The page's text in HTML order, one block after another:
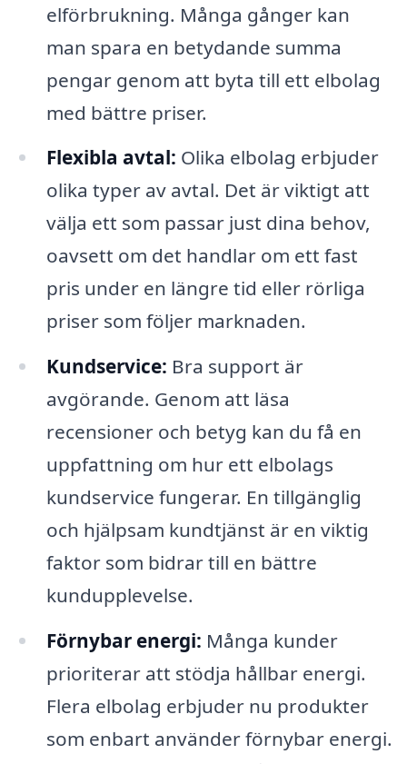
elförbrukning. Många gånger kan
man spara en betydande summa
pengar genom att byta till ett elbolag
med bättre priser.
Flexibla avtal: Olika elbolag erbjuder
olika typer av avtal. Det är viktigt att
välja ett som passar just dina behov,
oavsett om det handlar om ett fast
pris under en längre tid eller rörliga
priser som följer marknaden.
Kundservice: Bra support är
avgörande. Genom att läsa
recensioner och betyg kan du få en
uppfattning om hur ett elbolags
kundservice fungerar. En tillgänglig
och hjälpsam kundtjänst är en viktig
faktor som bidrar till en bättre
kundupplevelse.
Förnybar energi: Många kunder
prioriterar att stödja hållbar energi.
Flera elbolag erbjuder nu produkter
som enbart använder förnybar energi.